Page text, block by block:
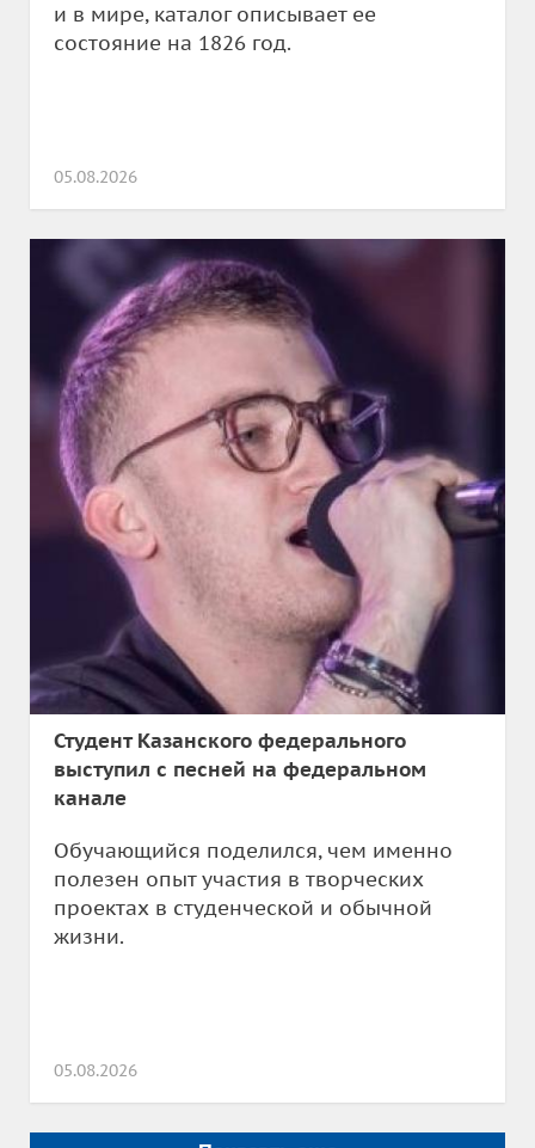
и в мире, каталог описывает ее
состояние на 1826 год.
05.08.2026
Студент Казанского федерального
выступил с песней на федеральном
канале
Обучающийся поделился, чем именно
полезен опыт участия в творческих
проектах в студенческой и обычной
жизни.
05.08.2026